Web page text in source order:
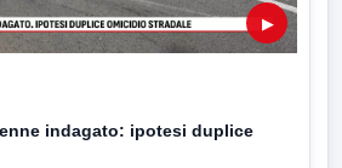
▶
indagato: ipotesi duplice